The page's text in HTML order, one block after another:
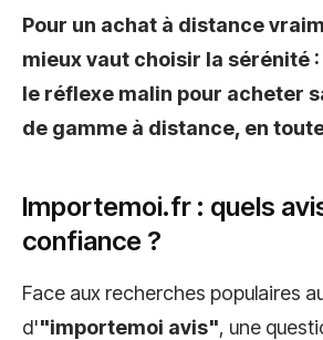
Pour un achat à distance
mieux vaut choisir la sérénité :
le réflexe malin pour acheter
de gamme à distance, en
Importemoi.fr : quels
confiance ?
Face aux recherches populaires
d'"importemoi avis", une